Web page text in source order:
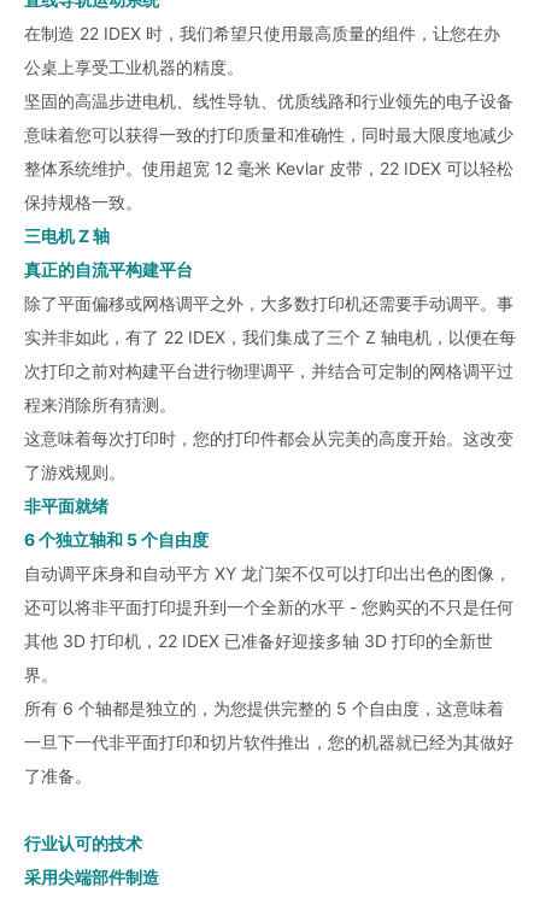
在制造 22 IDEX 时，我们希望只使用最高质量的组件，让您在办
公桌上享受工业机器的精度。
坚固的高温步进电机、线性导轨、优质线路和行业领先的电子设备
意味着您可以获得一致的打印质量和准确性，同时最大限度地减少
整体系统维护。使用超宽 12 毫米 Kevlar 皮带，22 IDEX 可以轻松
保持规格一致。
三电机 Z 轴
真正的自流平构建平台
除了平面偏移或网格调平之外，大多数打印机还需要手动调平。事
实并非如此，有了 22 IDEX，我们集成了三个 Z 轴电机，以便在每
次打印之前对构建平台进行物理调平，并结合可定制的网格调平过
程来消除所有猜测。
这意味着每次打印时，您的打印件都会从完美的高度开始。这改变
了游戏规则。
非平面就绪
6 个独立轴和 5 个自由度
自动调平床身和自动平方 XY 龙门架不仅可以打印出出色的图像，
还可以将非平面打印提升到一个全新的水平 - 您购买的不只是任何
其他 3D 打印机，22 IDEX 已准备好迎接多轴 3D 打印的全新世
界。
所有 6 个轴都是独立的，为您提供完整的 5 个自由度，这意味着
一旦下一代非平面打印和切片软件推出，您的机器就已经为其做好
了准备。
行业认可的技术
采用尖端部件制造